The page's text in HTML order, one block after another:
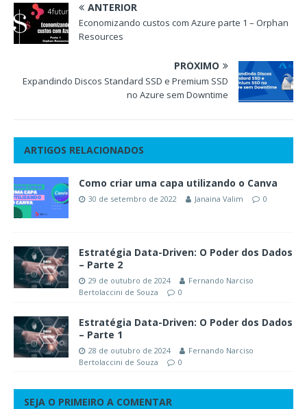
ANTERIOR
Economizando custos com Azure parte 1 – Orphan
Resources
PRÓXIMO
Expandindo Discos Standard SSD e Premium SSD
no Azure sem Downtime
ARTIGOS RELACIONADOS
Como criar uma capa utilizando o Canva
30 de setembro de 2022 Janaina Valim 0
Estratégia Data-Driven: O Poder dos Dados
– Parte 2
29 de outubro de 2024
Fernando Narciso
Bertolaccini de Souza
0
Estratégia Data-Driven: O Poder dos Dados
– Parte 1
28 de outubro de 2024
Fernando Narciso
Bertolaccini de Souza
0
SEJA O PRIMEIRO A COMENTAR